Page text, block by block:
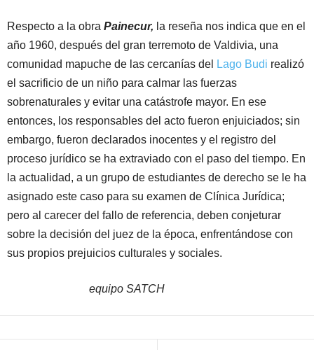
Respecto a la obra Painecur, la reseña nos indica que en el
año 1960, después del gran terremoto de Valdivia, una
comunidad mapuche de las cercanías del
Lago Budi realizó
el sacrificio de un niño para calmar las fuerzas
sobrenaturales y evitar una catástrofe mayor. En ese
entonces, los responsables del acto fueron enjuiciados; sin
embargo, fueron declarados inocentes y el registro del
proceso jurídico se ha extraviado con el paso del tiempo. En
la actualidad, a un grupo de estudiantes de derecho se le ha
asignado este caso para su examen de Clínica Jurídica;
pero al carecer del fallo de referencia, deben conjeturar
sobre la decisión del juez de la época, enfrentándose con
sus propios prejuicios culturales y sociales.
equipo SATCH